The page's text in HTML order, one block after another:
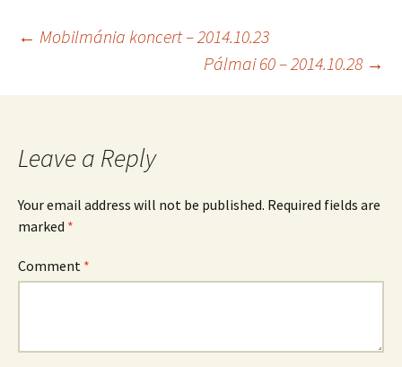
Post
navigation
← Mobilmánia koncert – 2014.10.23
Pálmai 60 – 2014.10.28 →
Leave a Reply
Your email address will not be published. Required fields are
marked *
Comment *